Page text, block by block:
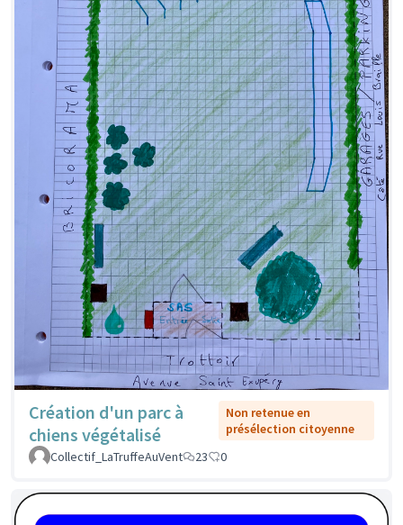
Création d'un parc à
chiens végétalisé
Non retenue en
présélection citoyenne
Collectif_LaTruffeAuVent
23 0